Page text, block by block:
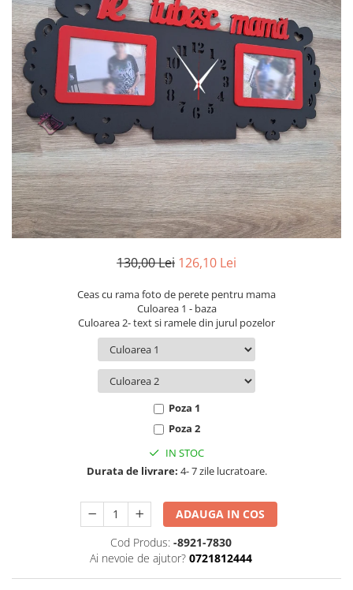
Ceasuri
Ceasuri cu rama foto
Ceasuri meserii
Ceasuri logo
Ceasuri de perete animalute
Ceasuri decorative
Ceasuri evenimente
Ceasuri gravate
Ceasuri hobby
Ceasuri mașini
Ceasuri moto
Brelocuri personalizate
130,00 Lei 126,10 Lei
Ceas cu rama foto de perete pentru mama
Culoarea 1 - baza
Culoarea 2- text si ramele din jurul pozelor
Poza 1
Poza 2
IN STOC
Durata de livrare: 4- 7 zile lucratoare.
ADAUGA IN COS
Cod Produs: -8921-7830
Ai nevoie de ajutor? 0721812444